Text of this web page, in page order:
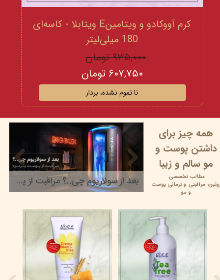
کرم آووکادو و ویتامینE ویتابلا - کاسه‌ای
180 میلی‌لیتر
۹۳۵,۰۰۰ تومان
۶۰۷,۷۵۰ تومان
تا تموم نشده، بردار
بعد از سولاریوم چی..؟ مراقبت از پوست برنزه
همه چیز برای
داشتن پوست و
مو سالم و زیبا
مطالب تخصصی
روتین،مراقبتی ودرمانی پوست
و مو